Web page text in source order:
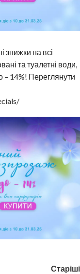
знижки на всі
та туалетні води,
– 14%! Переглянути
Старіші